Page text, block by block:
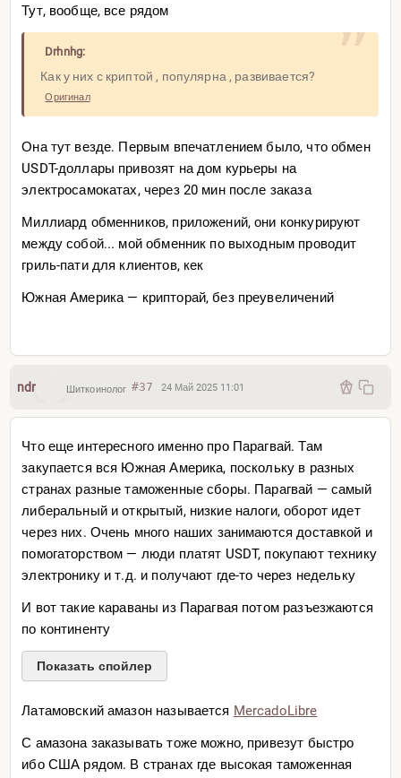
Тут, вообще, все рядом
Drhnhg:
Как у них с криптой , популярна , развивается?
Оригинал
Она тут везде. Первым впечатлением было, что обмен
USDT-доллары привозят на дом курьеры на
электросамокатах, через 20 мин после заказа
Миллиард обменников, приложений, они конкурируют
между собой... мой обменник по выходным проводит
гриль-пати для клиентов, кек
Южная Америка — крипторай, без преувеличений
ndr Шиткоинолог #37 24 Май 2025 11:01
Что еще интересного именно про Парагвай. Там
закупается вся Южная Америка, поскольку в разных
странах разные таможенные сборы. Парагвай — самый
либеральный и открытый, низкие налоги, оборот идет
через них. Очень много наших занимаются доставкой и
помогаторством — люди платят USDT, покупают технику
электронику и т.д. и получают где-то через недельку
И вот такие караваны из Парагвая потом разъезжаются
по континенту
Показать спойлер
Латамовский амазон называется MercadoLibre
С амазона заказывать тоже можно, привезут быстро
ибо США рядом. В странах где высокая таможенная